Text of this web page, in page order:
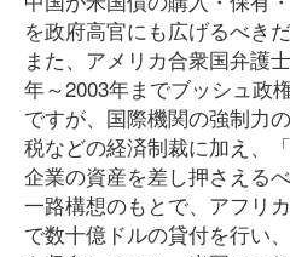
を政府高官にも広げるべき
また、アメリカ合衆国弁護
年～2003年までブッシュ政
ですが、国際機関の強制力
税などの経済制裁に加え、
企業の資産を差し押さえる
一路構想のもとで、アフリ
で数十億ドルの貸付を行い